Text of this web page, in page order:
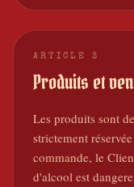
ARTICLE 3
Produits et
Les produits sont
strictement
commande, le
d'alcool est